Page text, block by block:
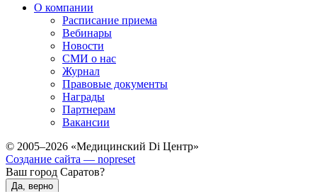
О компании
Расписание приема
Вебинары
Новости
СМИ о нас
Журнал
Правовые документы
Награды
Партнерам
Вакансии
© 2005–2026 «Медицинский Di Центр»
Создание сайта — nopreset
Ваш город Саратов?
Да, верно